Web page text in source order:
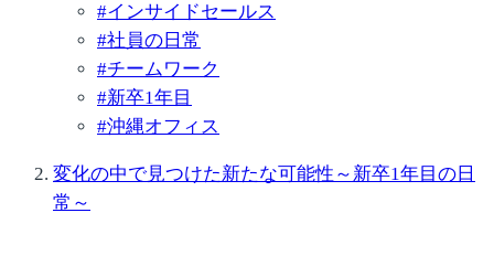
#インサイドセールス
#社員の日常
#チームワーク
#新卒1年目
#沖縄オフィス
変化の中で見つけた新たな可能性～新卒1年目の日
常～